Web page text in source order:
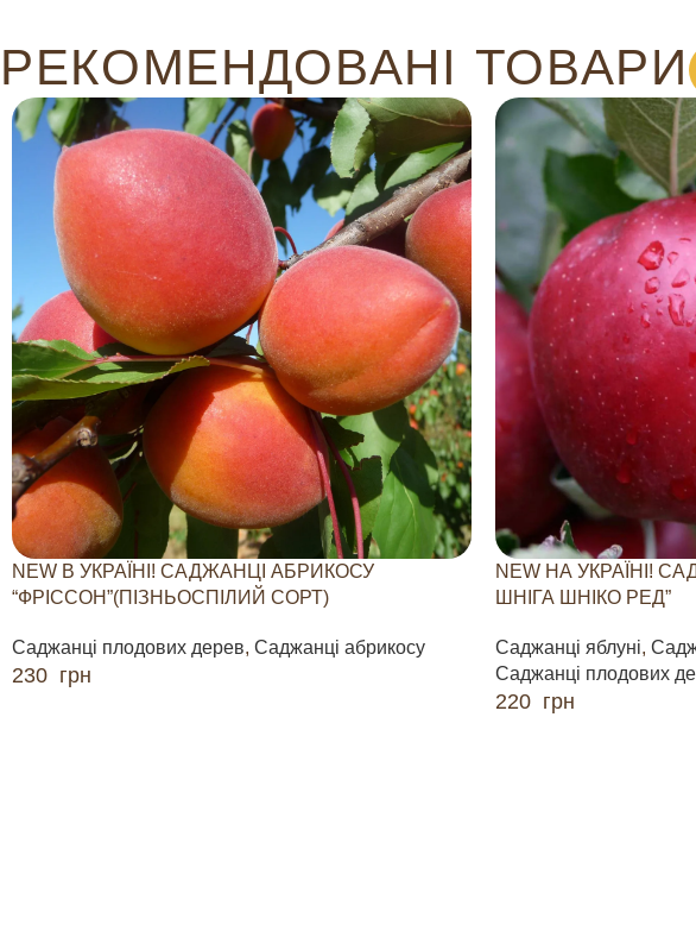
РЕКОМЕНДОВАНІ ТОВАРИ
NEW В УКРАЇНІ! САДЖАНЦІ АБРИКОСУ
“ФРІССОН”(ПІЗНЬОСПІЛИЙ СОРТ)
Саджанці плодових дерев, Саджанці абрикосу
230 грн
NEW НА УКРАЇНІ!
ШНІГА ШНІКО РЕД”
Саджанці яблуні,
Саджанці плодових
220 грн